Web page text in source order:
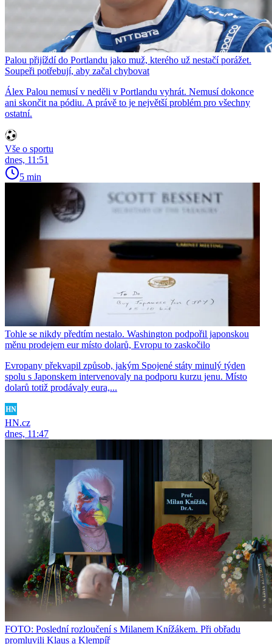
Palou přijíždí do Portlandu jako muž, kterého už nestačí porážet.
Soupeři potřebují, aby začal chybovat
Álex Palou nemusí v neděli v Portlandu vyhrát. Nemusí dokonce
ani skončit na pódiu. A právě to je největší problém pro všechny
ostatní.
Vše o sportu
dnes, 11:51
5 min
Tohle se nikdy předtím nestalo. Washington podpořil japonskou
měnu prodejem eur místo dolarů, Evropu to zaskočilo
Evropany překvapil způsob, jakým Spojené státy minulý týden
spolu s Japonskem intervenovaly na podporu kurzu jenu. Místo
dolarů totiž prodávaly eura,...
HN.cz
dnes, 11:47
FOTO: Poslední rozloučení s Milanem Knížákem. Při obřadu
promluvili Klaus a Klempíř